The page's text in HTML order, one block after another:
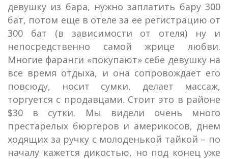
девушку из бара, нужно заплатить бару 300
бат, потом еще в отеле за ее регистрацию от
300 бат (в зависимости от отеля) ну и
непосредственно самой жрице любви.
Многие фаранги «покупают» себе девушку на
все время отдыха, и она сопровождает его
повсюду, носит сумки, делает массаж,
торгуется с продавцами. Стоит это в районе
$30 в сутки. Мы видели очень много
престарелых бюргеров и америкосов, днем
ходящих за ручку с молоденькой тайкой – по
началу кажется дикостью, но под конец уже